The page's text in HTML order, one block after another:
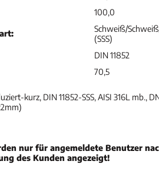
100,0
Schweiß/
(SSS)
DIN 11852
70,5
kurz, DIN 11852-SSS, AISI 316L mb.,
nur für angemeldete Benutzer
des Kunden angezeigt!